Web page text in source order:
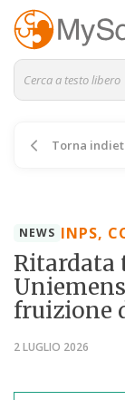
Torna
NEWS INPS,
Ritardata
fruizione
2 LUGLIO 2026